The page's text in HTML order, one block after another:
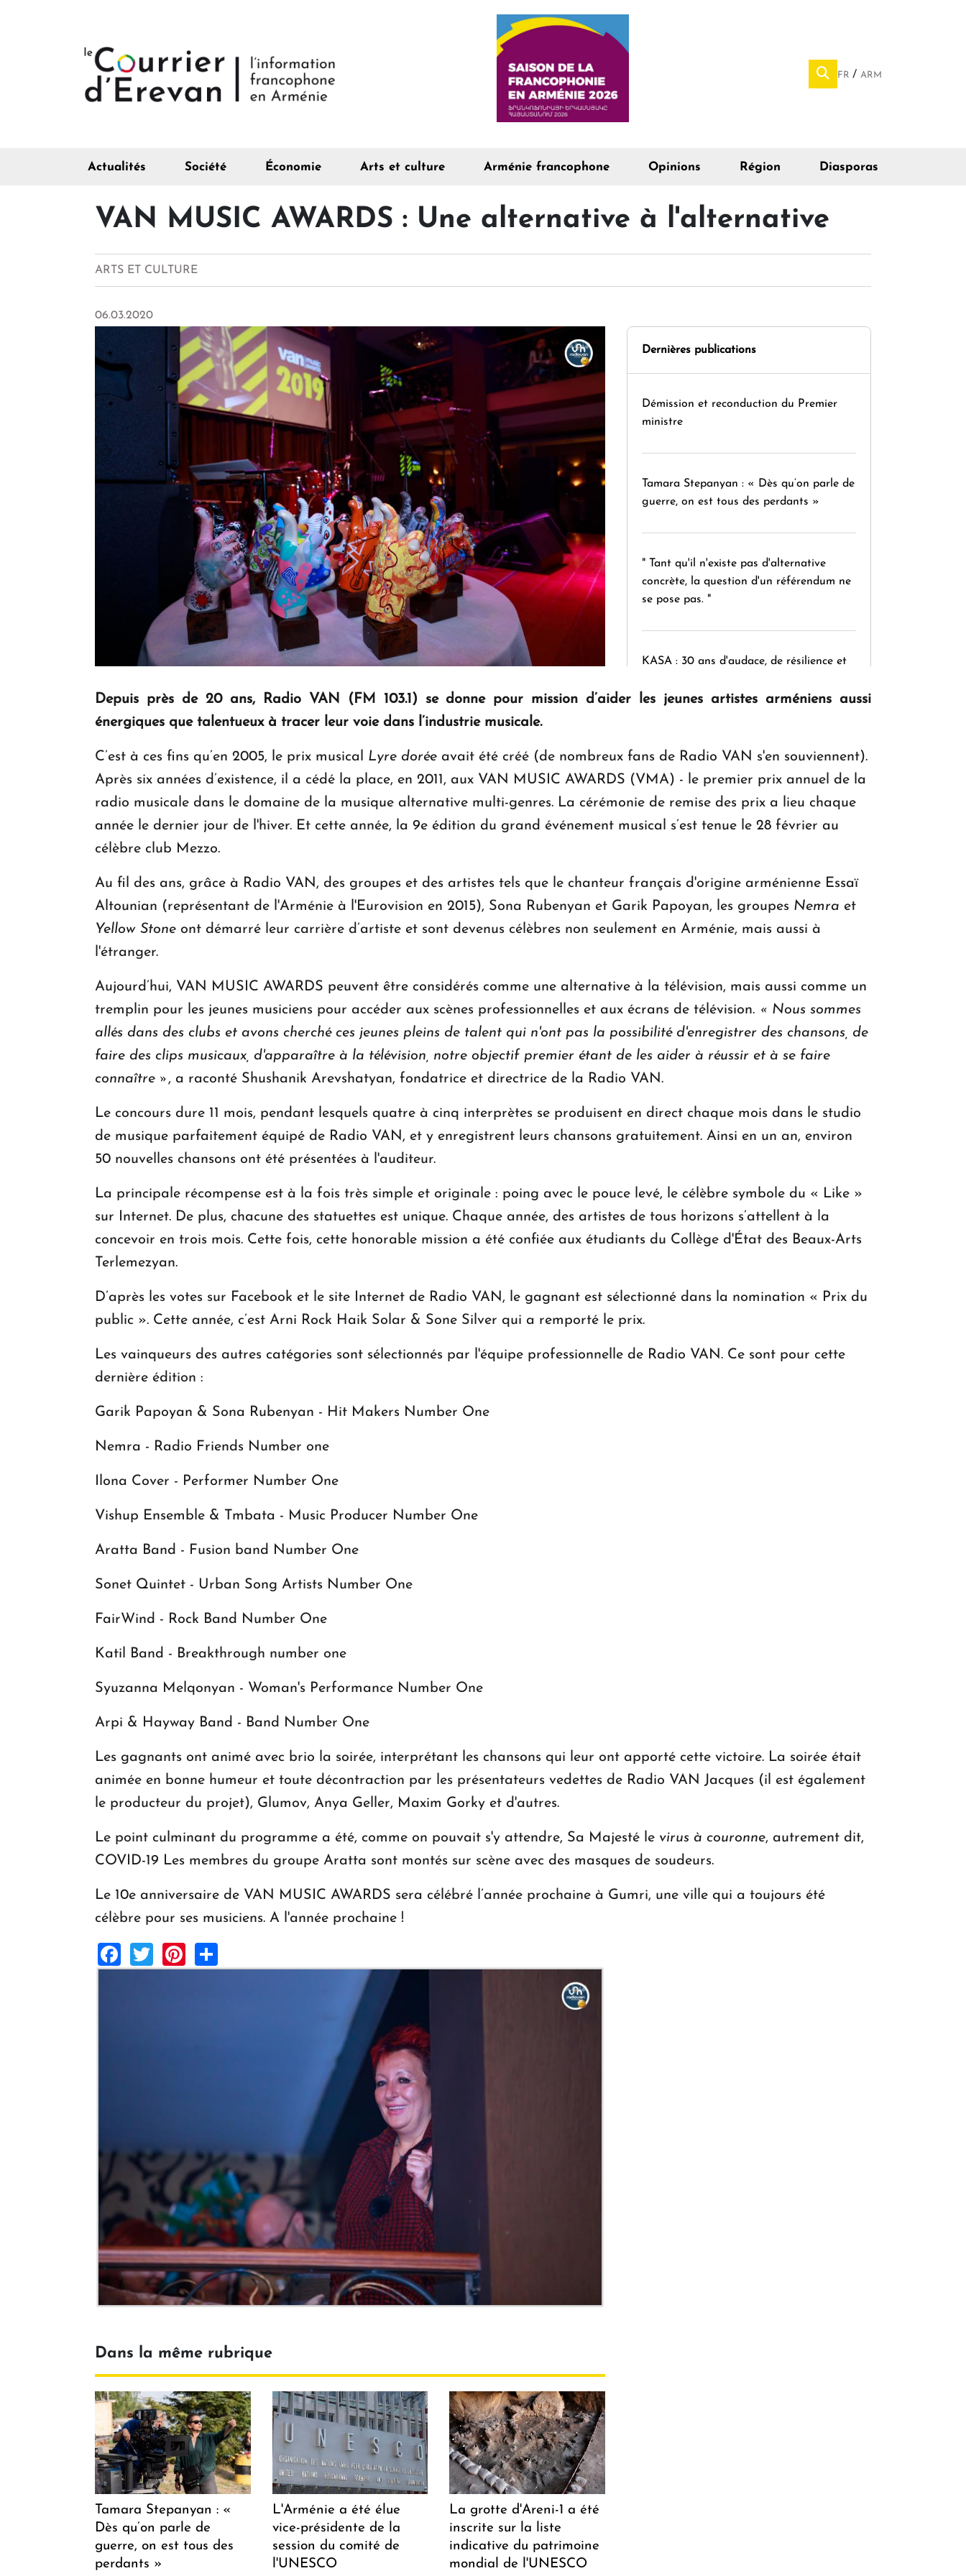
FR ARM
Actualités Société Économie Arts et culture Arménie francophone Opinions Région Diasporas
VAN MUSIC AWARDS : Une alternative à l'alternative
ARTS ET CULTURE
06.03.2020
Dernières publications
Démission et reconduction du Premier
ministre
Tamara Stepanyan : « Dès qu’on parle de
guerre, on est tous des perdants »
" Tant qu'il n'existe pas d'alternative
concrète, la question d'un référendum ne
se pose pas. "
KASA : 30 ans d'audace, de résilience et
d'Arménie ouvrira ses portes à Dilijan
Depuis près de 20 ans, Radio VAN (FM 103.1) se donne pour mission d’aider les jeunes artistes arméniens aussi
énergiques que talentueux à tracer leur voie dans l’industrie musicale.
C’est à ces fins qu’en 2005, le prix musical Lyre dorée avait été créé (de nombreux fans de Radio VAN s'en souviennent).
Après six années d’existence, il a cédé la place, en 2011, aux VAN MUSIC AWARDS (VMA) - le premier prix annuel de la
radio musicale dans le domaine de la musique alternative multi-genres. La cérémonie de remise des prix a lieu chaque
année le dernier jour de l'hiver. Et cette année, la 9e édition du grand événement musical s’est tenue le 28 février au
célèbre club Mezzo.
Au fil des ans, grâce à Radio VAN, des groupes et des artistes tels que le chanteur français d'origine arménienne Essaï
Altounian (représentant de l'Arménie à l'Eurovision en 2015), Sona Rubenyan et Garik Papoyan, les groupes Nemra et
Yellow Stone ont démarré leur carrière d’artiste et sont devenus célèbres non seulement en Arménie, mais aussi à
l'étranger.
Aujourd’hui, VAN MUSIC AWARDS peuvent être considérés comme une alternative à la télévision, mais aussi comme un
tremplin pour les jeunes musiciens pour accéder aux scènes professionnelles et aux écrans de télévision. « Nous sommes
allés dans des clubs et avons cherché ces jeunes pleins de talent qui n'ont pas la possibilité d'enregistrer des chansons, de
faire des clips musicaux, d'apparaître à la télévision, notre objectif premier étant de les aider à réussir et à se faire
connaître », a raconté Shushanik Arevshatyan, fondatrice et directrice de la Radio VAN.
Le concours dure 11 mois, pendant lesquels quatre à cinq interprètes se produisent en direct chaque mois dans le studio
de musique parfaitement équipé de Radio VAN, et y enregistrent leurs chansons gratuitement. Ainsi en un an, environ
50 nouvelles chansons ont été présentées à l'auditeur.
La principale récompense est à la fois très simple et originale : poing avec le pouce levé, le célèbre symbole du « Like »
sur Internet. De plus, chacune des statuettes est unique. Chaque année, des artistes de tous horizons s’attellent à la
concevoir en trois mois. Cette fois, cette honorable mission a été confiée aux étudiants du Collège d'État des Beaux-Arts
Terlemezyan.
D’après les votes sur Facebook et le site Internet de Radio VAN, le gagnant est sélectionné dans la nomination « Prix du
public ». Cette année, c’est Arni Rock Haik Solar & Sone Silver qui a remporté le prix.
Les vainqueurs des autres catégories sont sélectionnés par l'équipe professionnelle de Radio VAN. Ce sont pour cette
dernière édition :
Garik Papoyan & Sona Rubenyan - Hit Makers Number One
Nemra - Radio Friends Number one
Ilona Cover - Performer Number One
Vishup Ensemble & Tmbata - Music Producer Number One
Aratta Band - Fusion band Number One
Sonet Quintet - Urban Song Artists Number One
FairWind - Rock Band Number One
Katil Band - Breakthrough number one
Syuzanna Melqonyan - Woman's Performance Number One
Arpi & Hayway Band - Band Number One
Les gagnants ont animé avec brio la soirée, interprétant les chansons qui leur ont apporté cette victoire. La soirée était
animée en bonne humeur et toute décontraction par les présentateurs vedettes de Radio VAN Jacques (il est également
le producteur du projet), Glumov, Anya Geller, Maxim Gorky et d'autres.
Le point culminant du programme a été, comme on pouvait s'y attendre, Sa Majesté le virus à couronne, autrement dit,
COVID-19 Les membres du groupe Aratta sont montés sur scène avec des masques de soudeurs.
Le 10e anniversaire de VAN MUSIC AWARDS sera célébré l’année prochaine à Gumri, une ville qui a toujours été
célèbre pour ses musiciens. A l'année prochaine !
Facebook
TwitterPinterest
Dans la même rubrique
Tamara Stepanyan : «
Dès qu’on parle de
guerre, on est tous des
perdants »
L'Arménie a été élue
vice-présidente de la
session du comité de
l'UNESCO
La grotte d'Areni-1 a été
inscrite sur la liste
indicative du patrimoine
mondial de l'UNESCO